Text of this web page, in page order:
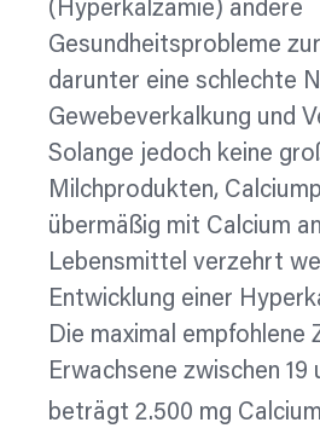
(Hyperkalzämie) andere
Gesundheitsprobleme
darunter eine schlechte
Gewebeverkalkung und
Solange jedoch keine
Milchprodukten,
übermäßig mit Calcium
Lebensmittel verzehrt
Entwicklung einer
Die maximal empfohlene
Erwachsene zwischen 19
beträgt 2.500 mg